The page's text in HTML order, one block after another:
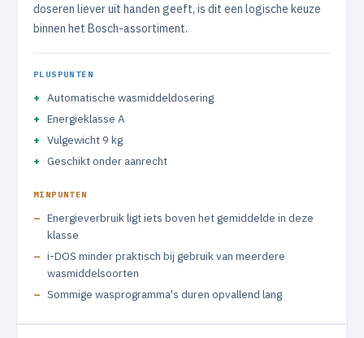
doseren liever uit handen geeft, is dit een logische keuze
binnen het Bosch-assortiment.
PLUSPUNTEN
Automatische wasmiddeldosering
Energieklasse A
Vulgewicht 9 kg
Geschikt onder aanrecht
MINPUNTEN
Energieverbruik ligt iets boven het gemiddelde in deze
klasse
i-DOS minder praktisch bij gebruik van meerdere
wasmiddelsoorten
Sommige wasprogramma's duren opvallend lang